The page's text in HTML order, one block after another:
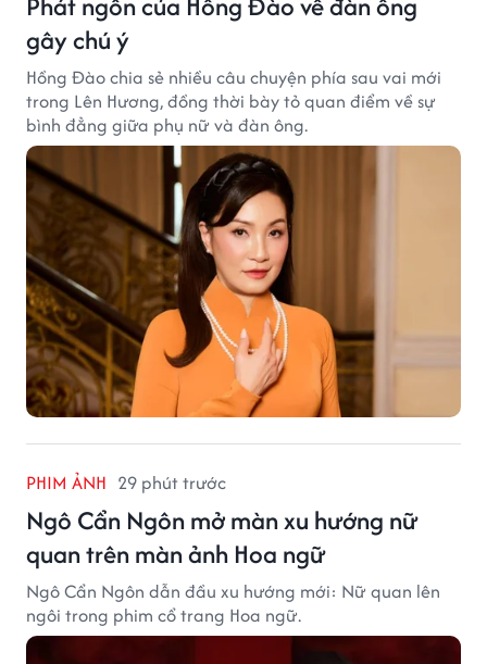
gây chú ý
Hồng Đào chia sẻ nhiều câu chuyện phía sau vai mới
trong Lên Hương, đồng thời bày tỏ quan điểm về sự
bình đẳng giữa phụ nữ và đàn ông.
PHIM ẢNH 29 phút trước
Ngô Cẩn Ngôn mở màn xu hướng nữ
quan trên màn ảnh Hoa ngữ
Ngô Cẩn Ngôn dẫn đầu xu hướng mới: Nữ quan lên
ngôi trong phim cổ trang Hoa ngữ.